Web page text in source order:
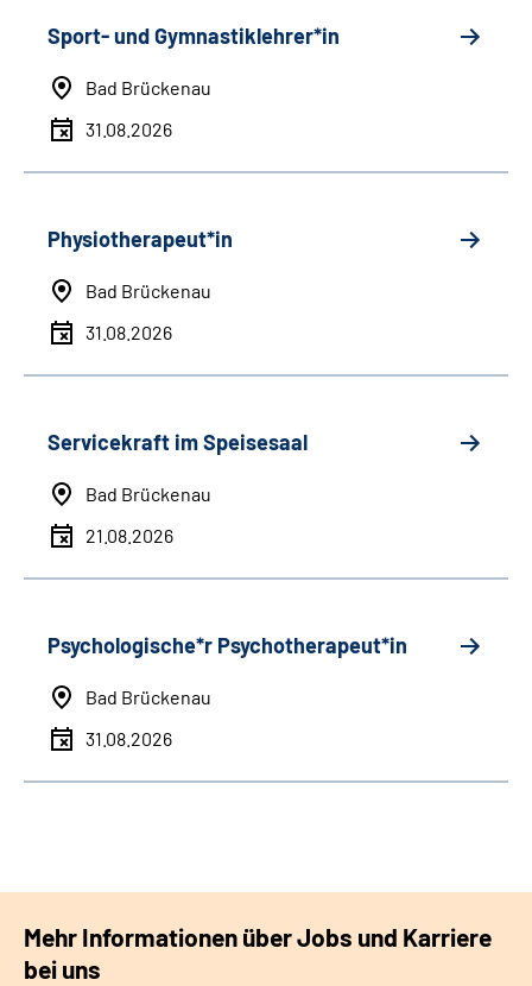
Sport- und Gymnastiklehrer*in
Bad Brückenau
31.08.2026
Physiotherapeut*in
Bad Brückenau
31.08.2026
Servicekraft im Speisesaal
Bad Brückenau
21.08.2026
Psychologische*r Psychotherapeut*in
Bad Brückenau
31.08.2026
Mehr Informationen über Jobs und Karriere
bei uns